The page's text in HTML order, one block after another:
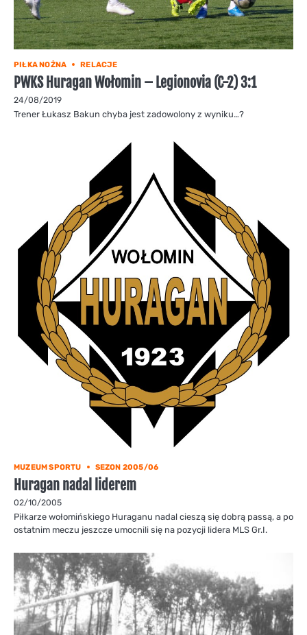
PIŁKA NOŻNA RELACJE
PWKS Huragan Wołomin – Legionovia (C-2) 3:1
24/08/2019
Trener Łukasz Bakun chyba jest zadowolony z wyniku…?
MUZEUM SPORTU SEZON 2005/06
Huragan nadal liderem
02/10/2005
Piłkarze wołomińskiego Huraganu nadal cieszą się dobrą passą, a po
ostatnim meczu jeszcze umocnili się na pozycji lidera MLS Gr.I.